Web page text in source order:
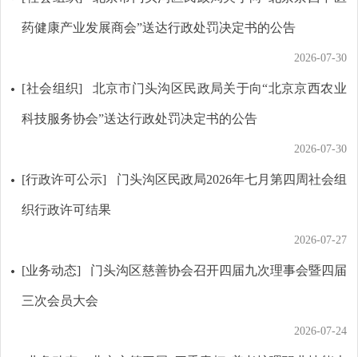
药健康产业发展商会”送达行政处罚决定书的公告
2026-07-30
[社会组织] 北京市门头沟区民政局关于向“北京京西农业
科技服务协会”送达行政处罚决定书的公告
2026-07-30
[行政许可公示] 门头沟区民政局2026年七月第四周社会组
织行政许可结果
2026-07-27
[业务动态] 门头沟区慈善协会召开四届九次理事会暨四届
三次会员大会
2026-07-24